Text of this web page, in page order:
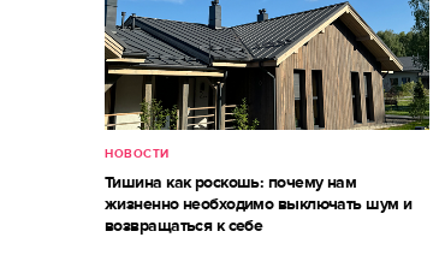
НОВОСТИ
Тишина как роскошь: почему нам
жизненно необходимо выключать шум и
возвращаться к себе